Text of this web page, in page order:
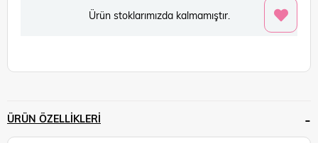
Ürün stoklarımızda kalmamıştır.
ÜRÜN ÖZELLIKLERI